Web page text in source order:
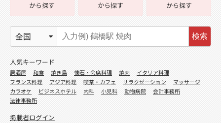
から探す
から探す
から探す
検索
人気キーワード
居酒屋 和食 焼き鳥 懐石・会席料理 焼肉
イタリア料理
フランス料理
アジア料理 喫茶・カフェ リラクゼーション
マッサージ
カラオケ
ビジネスホテル 内科 小児科 動物病院
会計事務所
法律事務所
掲載者ログイン